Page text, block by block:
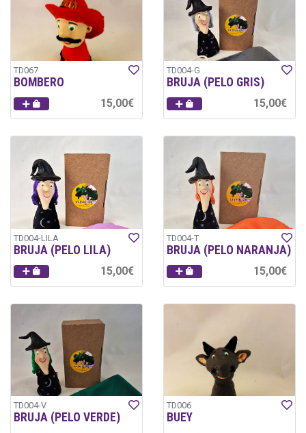
TD067
BOMBERO
15,00€
TD004-G
BRUJA (PELO GRIS)
15,00€
TD004-LILA
BRUJA (PELO LILA)
15,00€
TD004-T
BRUJA (PELO NARANJA)
15,00€
TD004-V
BRUJA (PELO VERDE)
TD006
BUEY